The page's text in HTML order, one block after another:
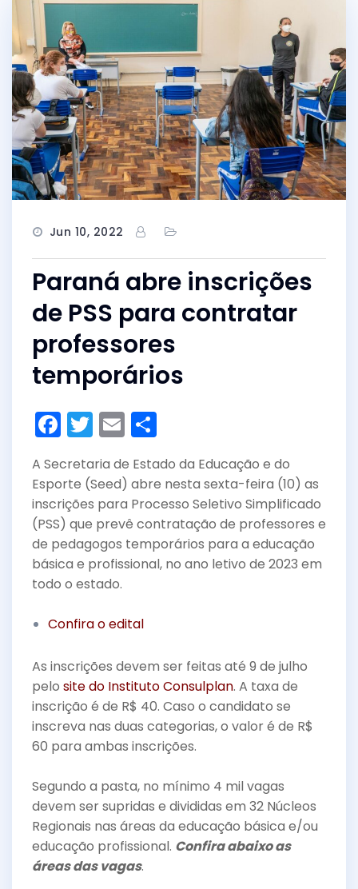
Jun 10, 2022
Paraná abre inscrições
de PSS para contratar
professores
temporários
F
a
c
e
b
o
o
T
w
itt
er
E
m
ai
l
h
ar
e
A Secretaria de Estado da Educação e do
Esporte (Seed) abre nesta sexta-feira (10) as
inscrições para Processo Seletivo Simplificado
(PSS) que prevê contratação de professores e
de pedagogos temporários para a educação
básica e profissional, no ano letivo de 2023 em
todo o estado.
Confira o edital
As inscrições devem ser feitas até 9 de julho
pelo site do Instituto Consulplan. A taxa de
inscrição é de R$ 40. Caso o candidato se
inscreva nas duas categorias, o valor é de R$
60 para ambas inscrições.
Segundo a pasta, no mínimo 4 mil vagas
devem ser supridas e divididas em 32 Núcleos
Regionais nas áreas da educação básica e/ou
educação profissional. Confira abaixo as
áreas das vagas.